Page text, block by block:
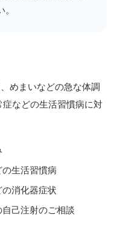
めまいなどの急な体調
などの生活習慣病に対
生活習慣病
消化器症状
己注射のご相談